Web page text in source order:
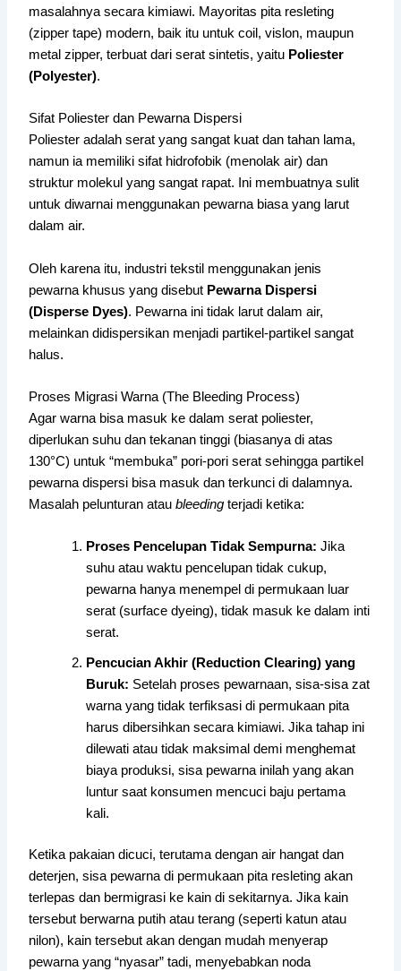
masalahnya secara kimiawi. Mayoritas pita resleting
(zipper tape) modern, baik itu untuk coil, vislon, maupun
metal zipper, terbuat dari serat sintetis, yaitu Poliester
(Polyester).
Sifat Poliester dan Pewarna Dispersi
Poliester adalah serat yang sangat kuat dan tahan lama,
namun ia memiliki sifat hidrofobik (menolak air) dan
struktur molekul yang sangat rapat. Ini membuatnya sulit
untuk diwarnai menggunakan pewarna biasa yang larut
dalam air.
Oleh karena itu, industri tekstil menggunakan jenis
pewarna khusus yang disebut Pewarna Dispersi
(Disperse Dyes). Pewarna ini tidak larut dalam air,
melainkan didispersikan menjadi partikel-partikel sangat
halus.
Proses Migrasi Warna (The Bleeding Process)
Agar warna bisa masuk ke dalam serat poliester,
diperlukan suhu dan tekanan tinggi (biasanya di atas
130°C) untuk “membuka” pori-pori serat sehingga partikel
pewarna dispersi bisa masuk dan terkunci di dalamnya.
Masalah pelunturan ataubleeding terjadi ketika:
Proses Pencelupan Tidak Sempurna: Jika
suhu atau waktu pencelupan tidak cukup,
pewarna hanya menempel di permukaan luar
serat (surface dyeing), tidak masuk ke dalam inti
serat.
Pencucian Akhir (Reduction Clearing) yang
Buruk: Setelah proses pewarnaan, sisa-sisa zat
warna yang tidak terfiksasi di permukaan pita
harus dibersihkan secara kimiawi. Jika tahap ini
dilewati atau tidak maksimal demi menghemat
biaya produksi, sisa pewarna inilah yang akan
luntur saat konsumen mencuci baju pertama
kali.
Ketika pakaian dicuci, terutama dengan air hangat dan
deterjen, sisa pewarna di permukaan pita resleting akan
terlepas dan bermigrasi ke kain di sekitarnya. Jika kain
tersebut berwarna putih atau terang (seperti katun atau
nilon), kain tersebut akan dengan mudah menyerap
pewarna yang “nyasar” tadi, menyebabkan noda